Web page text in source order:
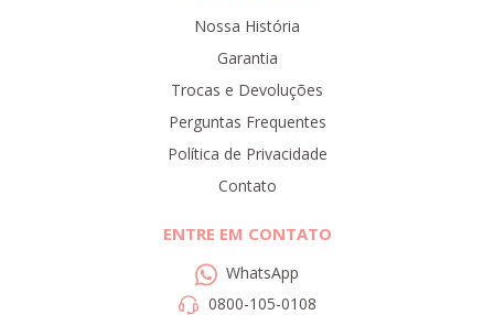
Nossa História
Garantia
Trocas e Devoluções
Perguntas Frequentes
Política de Privacidade
Contato
ENTRE EM CONTATO
WhatsApp
0800-105-0108